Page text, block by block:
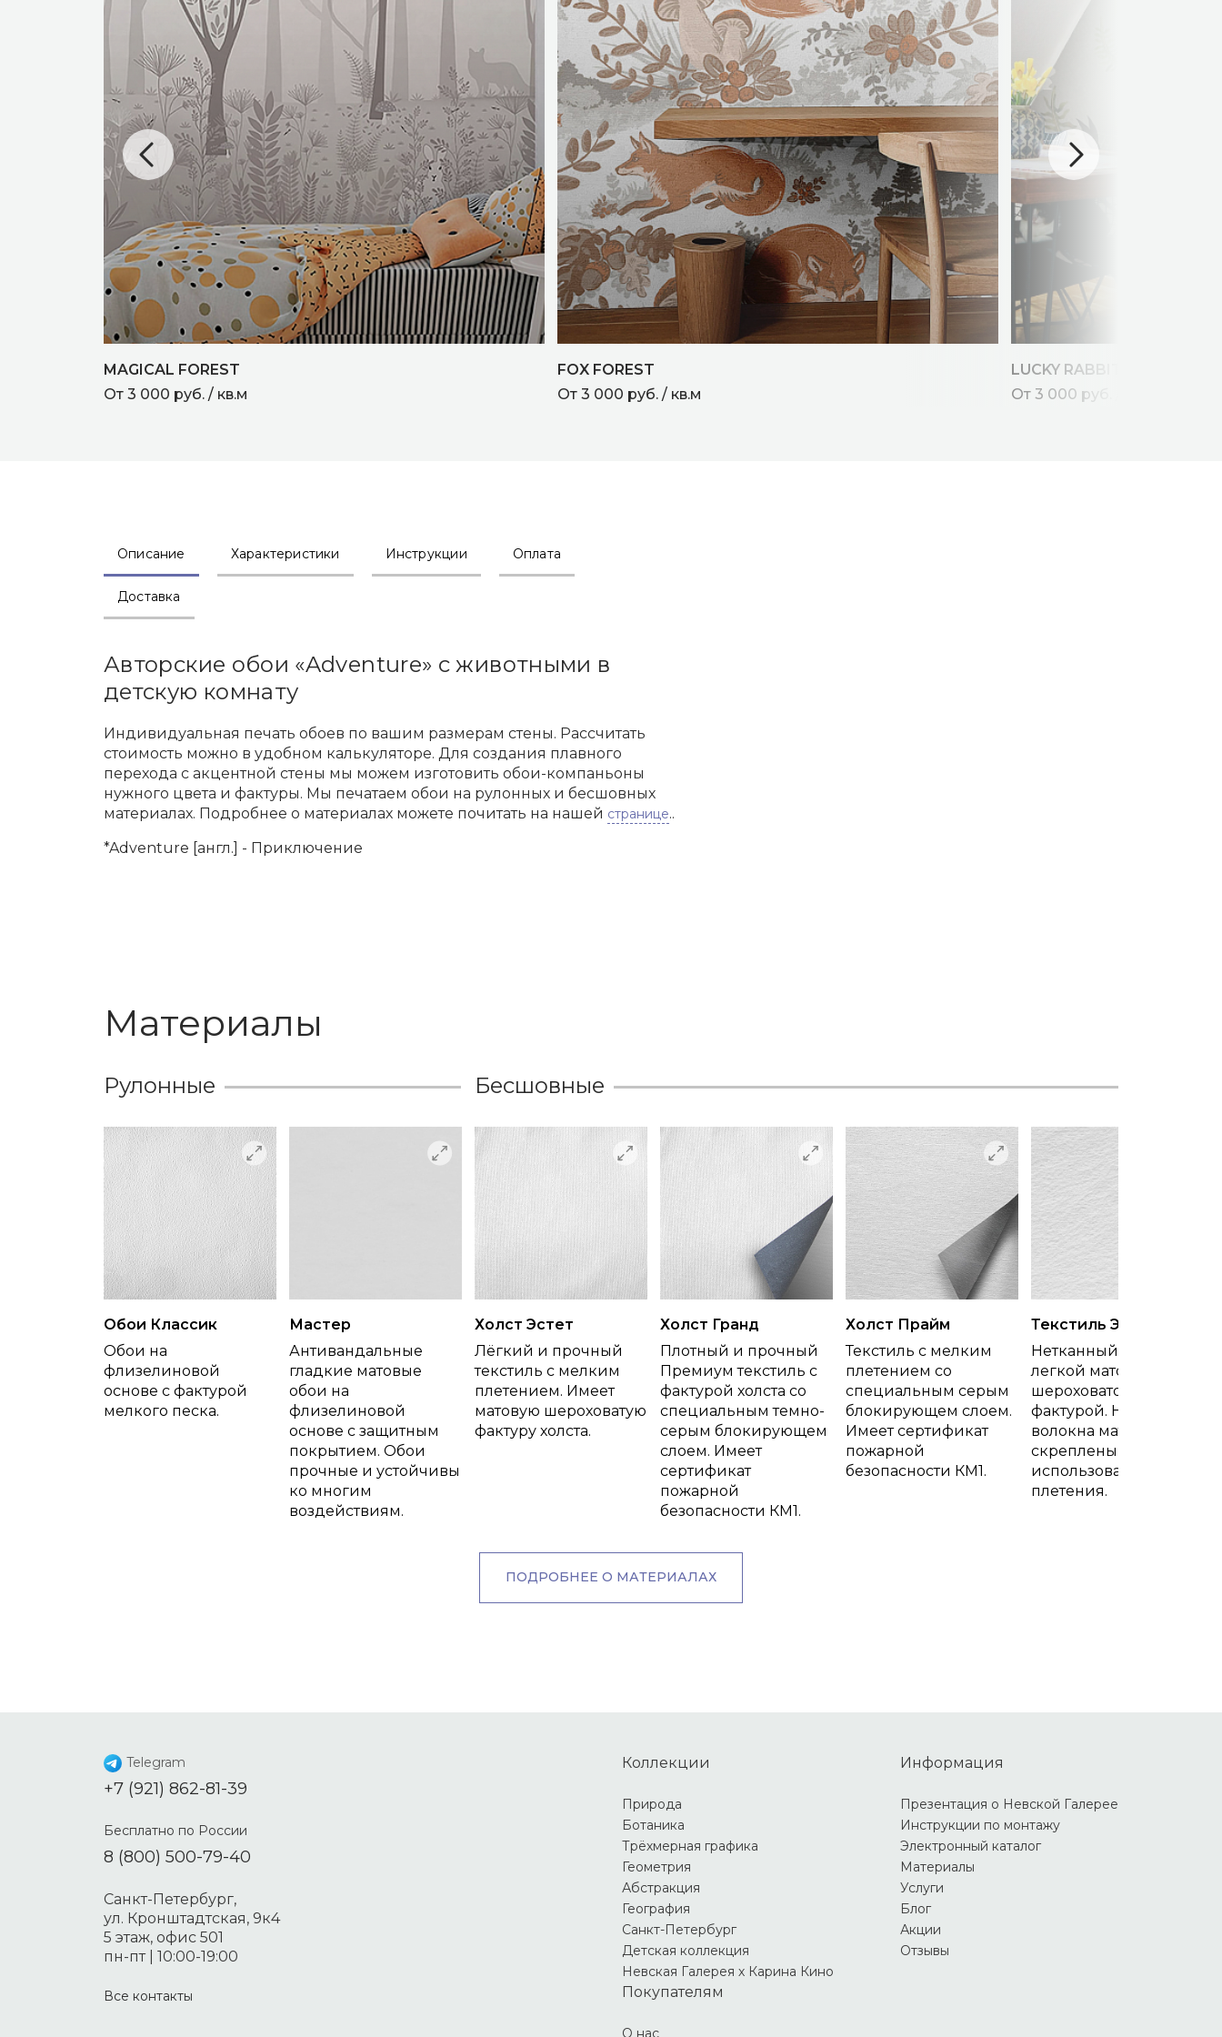
MAGICAL FOREST
От 3 000 руб. / кв.м
FOX FOREST
От 3 000 руб. / кв.м
LUCKY RABBITS
От 3 000 руб. / кв.м
Описание Характеристики Инструкции Оплата
Доставка
Авторские обои «Adventure» с животными в
детскую комнату
Индивидуальная печать обоев по вашим размерам стены. Рассчитать
стоимость можно в удобном калькуляторе. Для создания плавного
перехода с акцентной стены мы можем изготовить обои-компаньоны
нужного цвета и фактуры. Мы печатаем обои на рулонных и бесшовных
материалах. Подробнее о материалах можете почитать на нашей странице..
*Adventure [англ.] - Приключение
Материалы
Рулонные
Обои Классик
Обои на
флизелиновой
основе с фактурой
мелкого песка.
Мастер
Антивандальные
гладкие матовые
обои на
флизелиновой
основе с защитным
покрытием. Обои
прочные и устойчивы
ко многим
воздействиям.
Бесшовные
Холст Эстет
Лёгкий и прочный
текстиль с мелким
плетением. Имеет
матовую шероховатую
фактуру холста.
Холст Гранд
Плотный и прочный
Премиум текстиль с
фактурой холста со
специальным темно-
серым блокирующем
слоем. Имеет
сертификат
пожарной
безопасности КМ1.
Холст Прайм
Текстиль с мелким
плетением со
специальным серым
блокирующем слоем.
Имеет сертификат
пожарной
безопасности КМ1.
Текстиль Эко
Нетканный текстиль с
легкой матовой
шероховатой
фактурой. Нити и
волокна материала
скреплены без
использования
плетения.
ПОДРОБНЕЕ О МАТЕРИАЛАХ
Telegram
+7 (921) 862-81-39
Бесплатно по России
8 (800) 500-79-40
Санкт-Петербург,
ул. Кронштадтская, 9к4
5 этаж, офис 501
пн-пт | 10:00-19:00
Все контакты
Коллекции
Природа
Ботаника
Трёхмерная графика
Геометрия
Абстракция
География
Санкт-Петербург
Детская коллекция
Невская Галерея х Карина Кино
Информация
Презентация о Невской Галерее
Инструкции по монтажу
Электронный каталог
Материалы
Услуги
Блог
Акции
Отзывы
Покупателям
О нас